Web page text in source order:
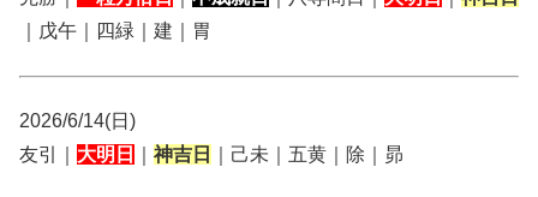
｜戊午｜四緑｜建｜胃
2026/6/14(日)
友引｜ 大明日 神吉日 ｜己未｜五黄｜除｜昴